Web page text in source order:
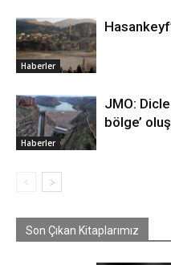
Haberler
Haberler
JMO:
bölge’
Son Çıkan Kitaplarımız